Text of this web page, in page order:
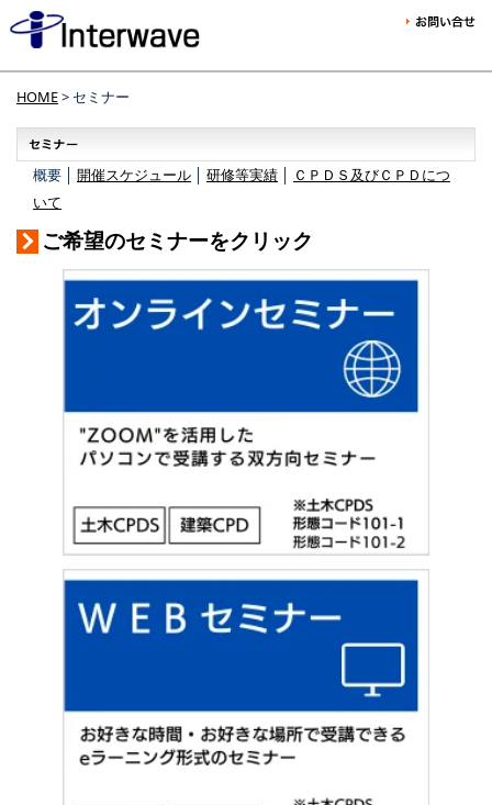
HOME> セミナー
概要 │ 開催スケジュール 研修等実績
ＣＰＤＳ及びＣＰＤにつ
いて
ご希望のセミナーをクリック